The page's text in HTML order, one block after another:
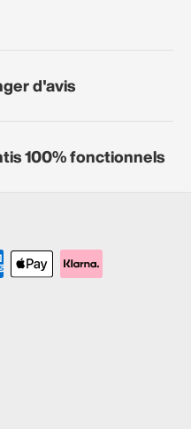
d'avis
100% fonctionnels